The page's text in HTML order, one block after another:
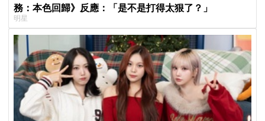
務：本色回歸》反應：「是不是打得太狠了？」
明星